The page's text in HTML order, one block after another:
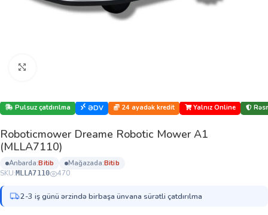
Pulsuz çatdırılma ƏDV 24 ayadək kredit Yalnız Online
Roboticmower Dreame Robotic Mower A1
(MLLA7110)
anbarda: bi̇ti̇b mağazada: bi̇ti̇b
SKU: MLLA7110 470
2-3 iş günü ərzində birbaşa ünvana sürətli çatdırılma